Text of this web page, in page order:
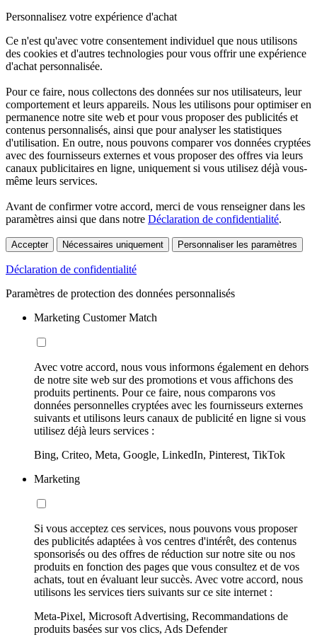
Personnalisez votre expérience d'achat
Ce n'est qu'avec votre consentement individuel que nous utilisons
des cookies et d'autres technologies pour vous offrir une expérience
d'achat personnalisée.
Pour ce faire, nous collectons des données sur nos utilisateurs, leur
comportement et leurs appareils. Nous les utilisons pour optimiser en
permanence notre site web et pour vous proposer des publicités et
contenus personnalisés, ainsi que pour analyser les statistiques
d'utilisation. En outre, nous pouvons comparer vos données cryptées
avec des fournisseurs externes et vous proposer des offres via leurs
canaux publicitaires en ligne, uniquement si vous utilisez déjà vous-
même leurs services.
Avant de confirmer votre accord, merci de vous renseigner dans les
paramètres ainsi que dans notre Déclaration de confidentialité.
Accepter Nécessaires uniquement Personnaliser les paramètres
Déclaration de confidentialité
Paramètres de protection des données personnalisés
Marketing Customer Match
Avec votre accord, nous vous informons également en dehors
de notre site web sur des promotions et vous affichons des
produits pertinents. Pour ce faire, nous comparons vos
données personnelles cryptées avec les fournisseurs externes
suivants et utilisons leurs canaux de publicité en ligne si vous
utilisez déjà leurs services :
Bing, Criteo, Meta, Google, LinkedIn, Pinterest, TikTok
Marketing
Si vous acceptez ces services, nous pouvons vous proposer
des publicités adaptées à vos centres d'intérêt, des contenus
sponsorisés ou des offres de réduction sur notre site ou nos
produits en fonction des pages que vous consultez et de vos
achats, tout en évaluant leur succès. Avec votre accord, nous
utilisons les services tiers suivants sur ce site internet :
Meta-Pixel, Microsoft Advertising, Recommandations de
produits basées sur vos clics, Ads Defender